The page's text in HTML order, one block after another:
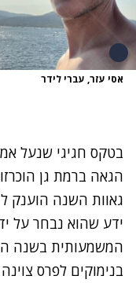
אסי עזר, עברי לידר
בטקס חגיגי שנעל
גאוות השנה הוענק
ידע שהוא נבחר על
המשמעותית בשנה
בנימוקים לפרס